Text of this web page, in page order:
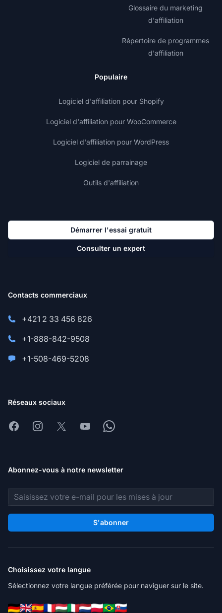
Glossaire du marketing
d'affiliation
Répertoire de programmes
d'affiliation
Populaire
Logiciel d'affiliation pour Shopify
Logiciel d'affiliation pour WooCommerce
Logiciel d'affiliation pour WordPress
Logiciel de parrainage
Outils d'affiliation
Démarrer l'essai gratuit
Consulter un expert
Contacts commerciaux
+421 2 33 456 826
+1-888-842-9508
+1-508-469-5208
Réseaux sociaux
FacebookInstagram
X YoutubeWhatsapp
Abonnez-vous à notre newsletter
Adresse e-mail
S'abonner
Choisissez votre langue
Sélectionnez votre langue préférée pour naviguer sur le site.